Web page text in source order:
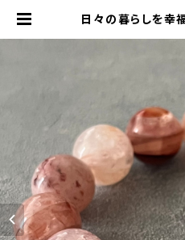
日々の暮らしを幸
ト （原石買付・国